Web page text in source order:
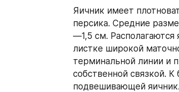
Яичник имеет
персика. Средние
—1,5 см.
листке широкой
терминальной линии и
собственной связкой.
подвешивающей яичник.